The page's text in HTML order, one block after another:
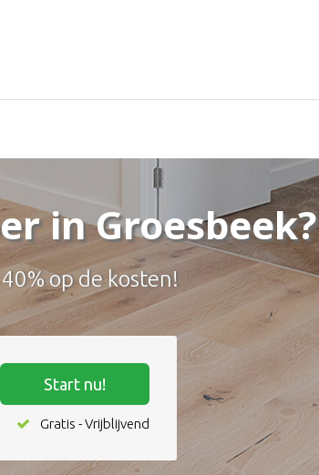
in Groesbeek?
op de kosten!
Start nu!
Gratis - Vrijblijvend